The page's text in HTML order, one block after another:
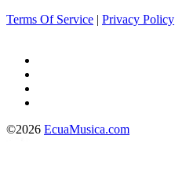
Terms Of Service | Privacy Policy
©2026 EcuaMusica.com